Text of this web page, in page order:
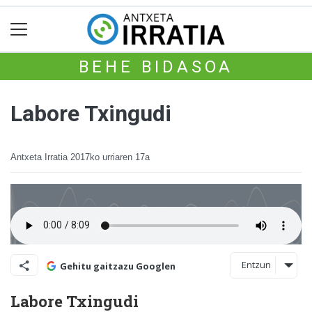
BEHE BIDASOA
Labore Txingudi
Antxeta Irratia 2017ko urriaren 17a
Gehitu gaitzazu Googlen Entzun
Labore Txingudi